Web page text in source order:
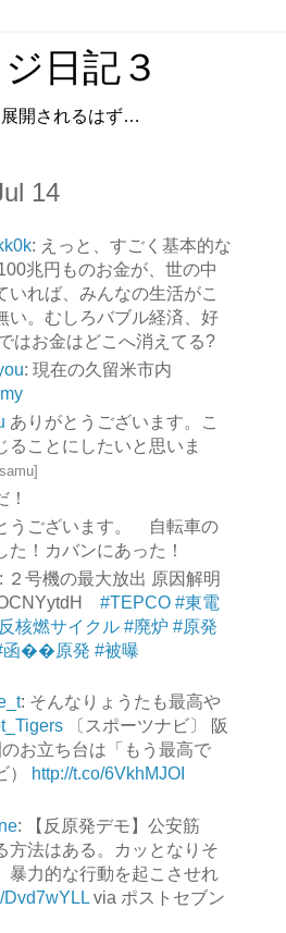
日記３
開されるはず…
14
: えっと、すごく基本的な
兆円ものお金が、世の中
いれば、みんなの生活がこ
い。むしろバブル経済、好
はお金はどこへ消えてる?
: 現在の久留米市内
ありがとうございます。こ
ることにしたいと思いま
]
！
うございます。 自転車の
た！カバンにあった！
: ２号機の最大放出 原因解明
#TEPCO #東電
核燃サイクル #廃炉 #原発
函��原発 #被曝
: そんなりょうたも最高や
〔スポーツナビ〕 阪
お立ち台は「もう最高で
）
http://t.co/6VkhMJOI
: 【反原発デモ】公安筋
方法はある。カッとなりそ
暴力的な行動を起こさせれ
Dvd7wYLLvia ポストセブン